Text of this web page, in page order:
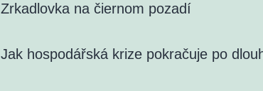
Zrkadlovka na čiernom pozadí
Jak hospodářská krize pokračuje po